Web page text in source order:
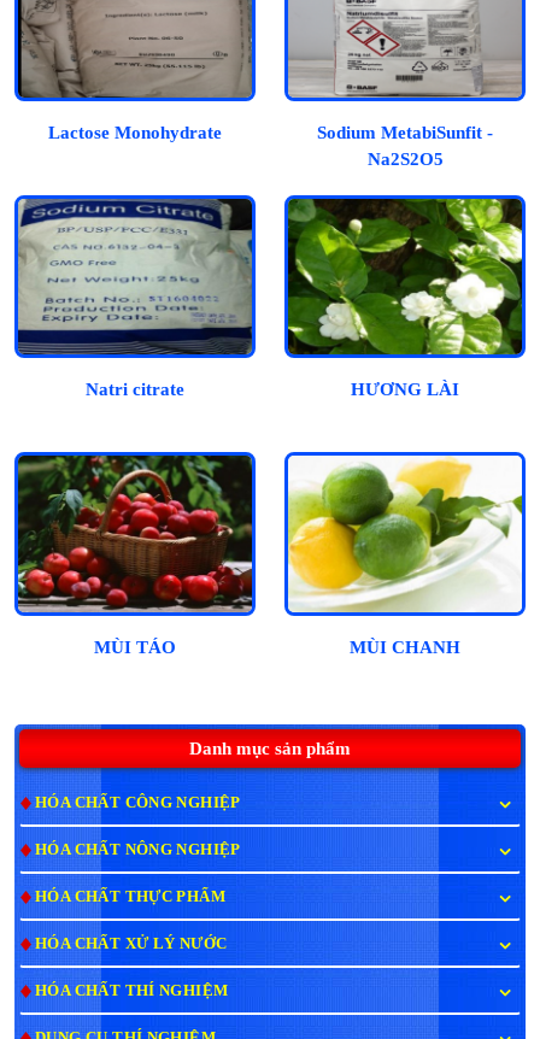
Danh mục sản phẩm
HÓA CHẤT CÔNG NGHIỆP
HÓA CHẤT NÔNG NGHIỆP
HÓA CHẤT THỰC PHẨM
HÓA CHẤT XỬ LÝ NƯỚC
HÓA CHẤT THÍ NGHIỆM
Lactose Monohydrate
Sodium MetabiSunfit -
Na2S2O5
Natri citrate HƯƠNG LÀI
MÙI TÁO MÙI CHANH